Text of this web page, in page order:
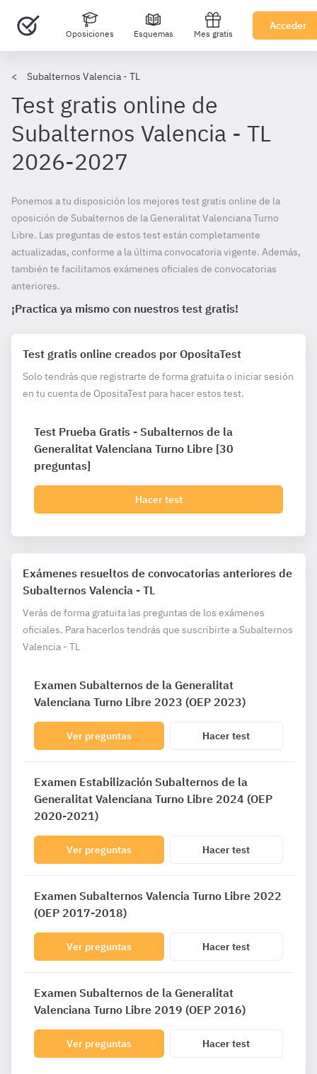
Oposiciones Esquemas Mes gratis
Acceder
Subalternos Valencia - TL
Test gratis online de
Subalternos Valencia - TL
2026-2027
Ponemos a tu disposición los mejores test gratis online de la
oposición de Subalternos de la Generalitat Valenciana Turno
Libre. Las preguntas de estos test están completamente
actualizadas, conforme a la última convocatoria vigente. Además,
también te facilitamos exámenes oficiales de convocatorias
anteriores.
¡Practica ya mismo con nuestros test gratis!
Test gratis online creados por OpositaTest
Solo tendrás que registrarte de forma gratuita o iniciar sesión
en tu cuenta de OpositaTest para hacer estos test.
Test Prueba Gratis - Subalternos de la
Generalitat Valenciana Turno Libre [30
preguntas]
Hacer test
Exámenes resueltos de convocatorias anteriores de
Subalternos Valencia - TL
Verás de forma gratuita las preguntas de los exámenes
oficiales. Para hacerlos tendrás que suscribirte a Subalternos
Valencia - TL
Examen Subalternos de la Generalitat
Valenciana Turno Libre 2023 (OEP 2023)
Ver preguntas Hacer test
Examen Estabilización Subalternos de la
Generalitat Valenciana Turno Libre 2024 (OEP
2020-2021)
Ver preguntas Hacer test
Examen Subalternos Valencia Turno Libre 2022
(OEP 2017-2018)
Ver preguntas Hacer test
Examen Subalternos de la Generalitat
Valenciana Turno Libre 2019 (OEP 2016)
Ver preguntas Hacer test